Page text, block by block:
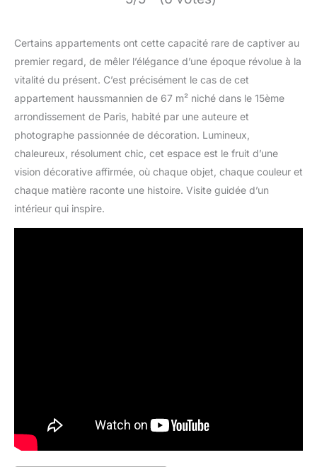
Certains appartements ont cette capacité rare de captiver au
premier regard, de mêler l’élégance d’une époque révolue à la
vitalité du présent. C’est précisément le cas de cet
appartement haussmannien de 67 m² niché dans le 15ème
arrondissement de Paris, habité par une auteure et
photographe passionnée de décoration. Lumineux,
chaleureux, résolument chic, cet espace est le fruit d’une
vision décorative affirmée, où chaque objet, chaque couleur et
chaque matière raconte une histoire. Visite guidée d’un
intérieur qui inspire.